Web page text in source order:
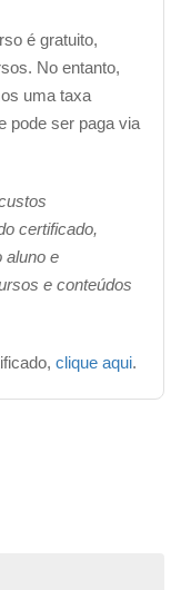
é gratuito,
No entanto,
uma taxa
pode ser paga via
certificado,
aluno e
e conteúdos
clique aqui.